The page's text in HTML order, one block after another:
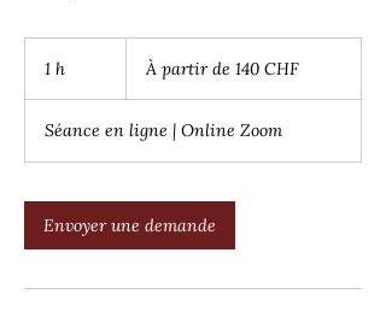
1 h
partir
francs
À partir de 140 CHF
Séance en ligne | Online Zoom
Envoyer une demande